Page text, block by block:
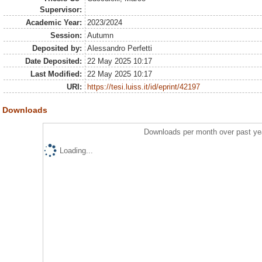
Supervisor:
Academic Year:
2023/2024
Session:
Autumn
Deposited by:
Alessandro Perfetti
Date Deposited:
22 May 2025 10:17
Last Modified:
22 May 2025 10:17
URI:
https://tesi.luiss.it/id/eprint/42197
Downloads
Downloads per month over past
Loading...